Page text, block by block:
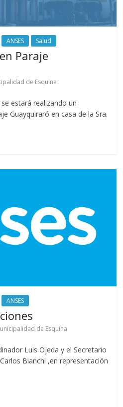
ANSES Salud
Paraje
de Esquina
estará realizando un
Guayquiraró en casa de la Sra.
ANSES
de Esquina
Luis Ojeda y el Secretario
Bianchi ,en representación